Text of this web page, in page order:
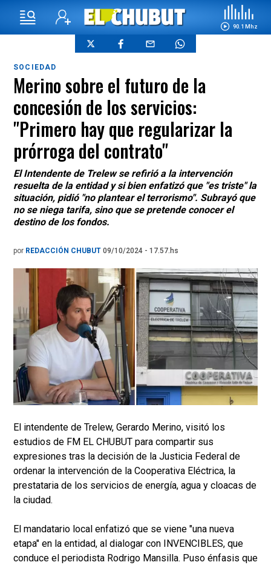
90.1 Mhz
SOCIEDAD
Merino sobre el futuro de la
concesión de los servicios:
"Primero hay que regularizar la
prórroga del contrato"
El Intendente de Trelew se refirió a la intervención
resuelta de la entidad y si bien enfatizó que "es triste" la
situación, pidió "no plantear el terrorismo". Subrayó que
no se niega tarifa, sino que se pretende conocer el
destino de los fondos.
por REDACCIÓN CHUBUT 09/10/2024 - 17.57.hs
El intendente de Trelew, Gerardo Merino, visitó los
estudios de FM EL CHUBUT para compartir sus
expresiones tras la decisión de la Justicia Federal de
ordenar la intervención de la Cooperativa Eléctrica, la
prestataria de los servicios de energía, agua y cloacas de
la ciudad.
El mandatario local enfatizó que se viene "una nueva
etapa" en la entidad, al dialogar con INVENCIBLES, que
conduce el periodista Rodrigo Mansilla. Puso énfasis que